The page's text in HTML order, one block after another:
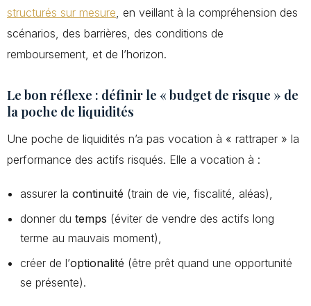
structurés sur mesure, en veillant à la compréhension des
scénarios, des barrières, des conditions de
remboursement, et de l’horizon.
Le bon réflexe : définir le « budget de risque » de
la poche de liquidités
Une poche de liquidités n’a pas vocation à « rattraper » la
performance des actifs risqués. Elle a vocation à :
assurer lacontinuité (train de vie, fiscalité, aléas),
donner dutemps (éviter de vendre des actifs long
terme au mauvais moment),
créer de l’optionalité (être prêt quand une opportunité
se présente).